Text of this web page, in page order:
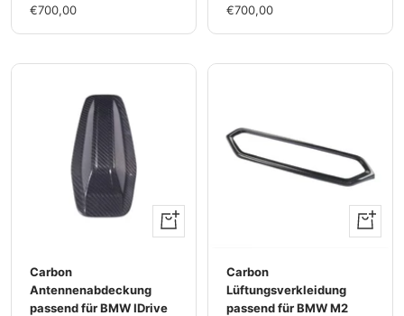
Im
€700,00
Im
€700,00
+
Hinzufügen
Carbon
Antennenabdeckung
passend für BMW IDrive
+
Carbon
Lüftungsverkleidung
passend für BMW M2